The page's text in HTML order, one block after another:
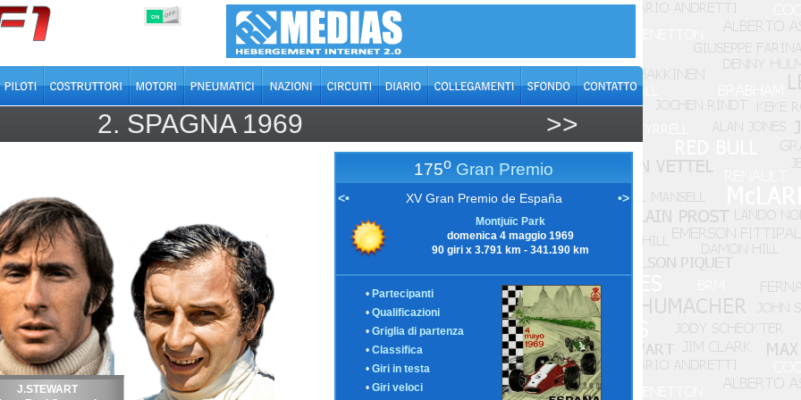
ON OFF
2. SPAGNA 1969 >>
J.STEWART
175o Gran Premio
<• XV Gran Premio de España •>
Montjuïc Park
domenica 4 maggio 1969
90 giri x 3.791 km - 341.190 km
• Partecipanti
• Qualificazioni
• Griglia di partenza
• Classifica
• Giri in testa
• Giri veloci